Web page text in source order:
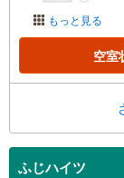
もっと見る
空室
ふじハイツ